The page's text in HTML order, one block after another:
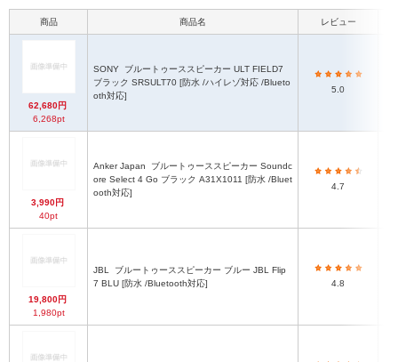
商品 商品名 レビュー
62,680円
6,268pt
SONY
ブラック SRSULT70 [防水 /ハイレゾ対応 /Blueto
oth対応]
5.0
3,990円
40pt
Anker Japan
ore Select 4 Go ブラック A31X1011 [防水 /Bluet
ooth対応]
4.7
19,800円
1,980pt
JBL
7 BLU [防水 /Bluetooth対応]
4.8